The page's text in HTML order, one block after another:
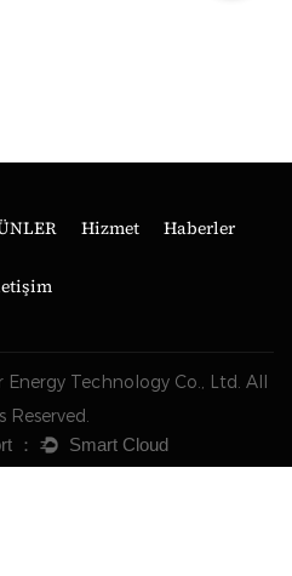
Hizmet Haberler
Technology Co., Ltd. All
Reserved.